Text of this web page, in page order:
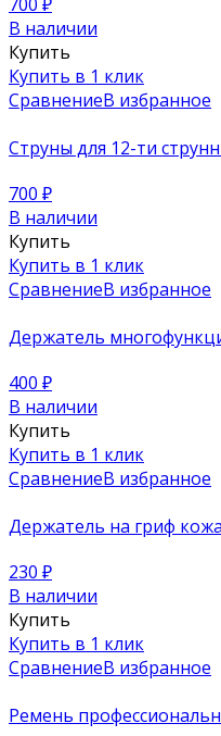
В наличии
Купить
Купить в 1 клик
СравнениеВ избранное
Струны для 12-ти
700 ₽
В наличии
Купить
Купить в 1 клик
СравнениеВ избранное
Держатель
400 ₽
В наличии
Купить
Купить в 1 клик
СравнениеВ избранное
Держатель на гриф
230 ₽
В наличии
Купить
Купить в 1 клик
СравнениеВ избранное
Ремень